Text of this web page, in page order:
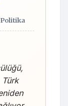
Politika